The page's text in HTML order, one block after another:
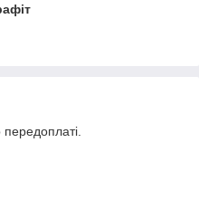
передоплаті.